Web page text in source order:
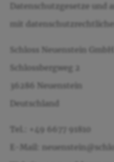
Datenschutzgesetze und
mit
Schloss Neuenstein GmbH
Schlossbergweg 2
36286 Neuenstein
Deutschland
Tel.: +49 6677 91810
E-Mail: